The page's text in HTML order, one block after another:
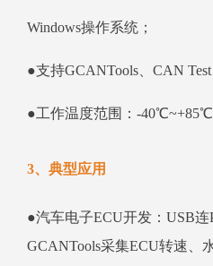
Windows操作系统；
●支持GCANTools、CAN
●工作温度范围：-40℃~+85℃
3、典型应用
●汽车电子ECU开发：USB
GCANTools采集ECU转速、